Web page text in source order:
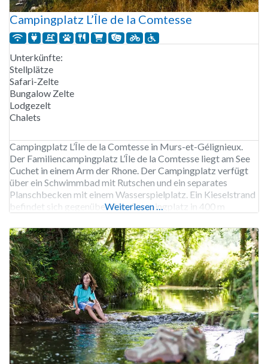
Campingplatz L’Île de la Comtesse
Unterkünfte:
Stellplätze
Safari-Zelte
Bungalow Zelte
Lodgezelt
Chalets
Campingplatz L’Île de la Comtesse in Murs-et-Gélignieux.
Der Familiencampingplatz L’Île de la Comtesse liegt am See
Cuchet in einem Arm der Rhone. Der Campingplatz verfügt
über ein Schwimmbad mit Rutschen und ein separates
Planschbecken mit einem Wasserspielplatz. Ein Kieselstrand
befindet sich gegenüber dem Campingplatz in 400 m
Campingplatz hat
Weiterlesen …